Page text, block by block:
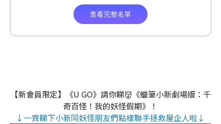
【新會員限定】《U GO》請你睇👹《蠟筆小新劇場版：千
奇百怪！我的妖怪假期》！
↓一齊睇下小新同妖怪朋友們點樣聯手拯救屋企人啦↓